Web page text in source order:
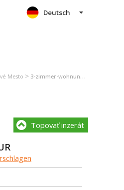
Deutsch
Mesto > 3-zimmer-wohnung vermietung (angebot) Bratislava - Nové Mesto
Topovať inzerát